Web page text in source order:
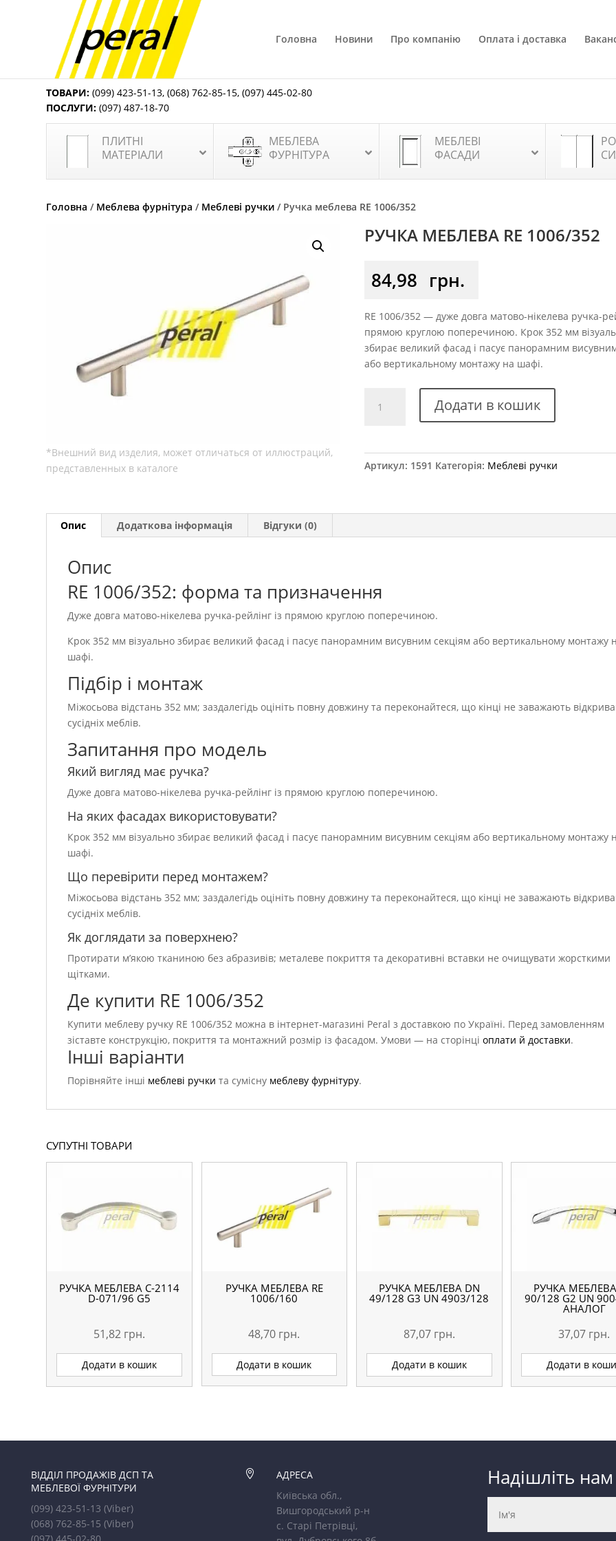
Головна Новини Про компанію Оплата і доставка
ТОВАРИ: (099) 423-51-13,(068) 762-85-15,(097) 445-02-80
ПОСЛУГИ: (097) 487-18-70
ПЛИТНІ
МАТЕРІАЛИ
МЕБЛЕВА
ФУРНІТУРА
МЕБЛЕВІ
ФАСАДИ
Головна / Меблева фурнітура / Меблеві ручки / Ручка меблева RE 1006/352
РУЧКА МЕБЛЕВА RE 1006/352
84,98 грн.
RE 1006/352 — дуже довга матово-нікелева ручка-
прямою круглою поперечиною. Крок 352 мм
збирає великий фасад і пасує панорамним
або вертикальному монтажу на шафі.
меблева
Додати в кошик
Артикул: 1591 Категорія: Меблеві ручки
Опис Додаткова інформація Відгуки (0)
Опис
RE 1006/352: форма та призначення
Дуже довга матово-нікелева ручка-рейлінг із прямою круглою поперечиною.
Крок 352 мм візуально збирає великий фасад і пасує панорамним висувним секціям або вертикальному монтажу
шафі.
Підбір і монтаж
Міжосьова відстань 352 мм; заздалегідь оцініть повну довжину та переконайтеся, що кінці не заважають
сусідніх меблів.
Запитання про модель
Який вигляд має ручка?
Дуже довга матово-нікелева ручка-рейлінг із прямою круглою поперечиною.
На яких фасадах використовувати?
Крок 352 мм візуально збирає великий фасад і пасує панорамним висувним секціям або вертикальному монтажу
шафі.
Що перевірити перед монтажем?
Міжосьова відстань 352 мм; заздалегідь оцініть повну довжину та переконайтеся, що кінці не заважають
сусідніх меблів.
Як доглядати за поверхнею?
Протирати м’якою тканиною без абразивів; металеве покриття та декоративні вставки не очищувати жорсткими
щітками.
Де купити RE 1006/352
Купити меблеву ручку RE 1006/352 можна в інтернет-магазині Peral з доставкою по Україні. Перед замовленням
зіставте конструкцію, покриття та монтажний розмір із фасадом. Умови — на сторінціоплати й доставки.
Інші варіанти
Порівняйте інші меблеві ручки та сумісну меблеву фурнітуру.
СУПУТНІ ТОВАРИ
РУЧКА МЕБЛЕВА С-2114
D-071/96 G5
51,82 грн.
Додати в кошик
РУЧКА МЕБЛЕВА RE
1006/160
48,70 грн.
Додати в кошик
РУЧКА МЕБЛЕВА DN
49/128 G3 UN 4903/128
87,07 грн.
Додати в кошик
РУЧКА
90/128 G2 UN
АНАЛОГ
37,07 грн.
Додати в
ВІДДІЛ ПРОДАЖІВ ДСП ТА
МЕБЛЕВОЇ ФУРНІТУРИ
(099) 423-51-13(Viber)
(068) 762-85-15(Viber)

АДРЕСА
Київська обл.,
Вишгородський р-н
с. Старі Петрівці,
Надішліть